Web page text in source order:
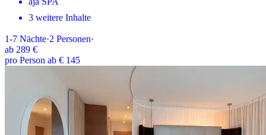
3 weitere Inhalte
1-7 Nächte·2 Personen·
ab 289 €
pro Person ab € 145